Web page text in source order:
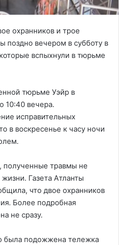
охранников и трое
поздно вечером в субботу в
вспыхнули в тюрьме
тюрьме Уэйр в
10:40 вечера.
исправительных
в воскресенье к часу ночи
полученные травмы не
Газета Атланты
что двое охранников
Более подробная
не сразу.
была подожжена тележка